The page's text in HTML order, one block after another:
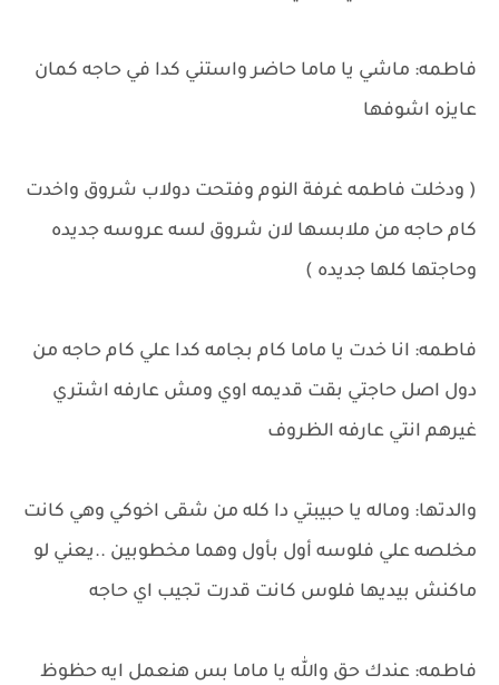
فاطمه: ماشي يا ماما حاضر واستني كدا في حاجه كمان
عايزه اشوفها
( ودخلت فاطمه غرفة النوم وفتحت دولاب شروق واخدت
كام حاجه من ملابسها لان شروق لسه عروسه جديده
وحاجتها كلها جديده )
فاطمه: انا خدت يا ماما كام بجامه كدا علي كام حاجه من
دول اصل حاجتي بقت قديمه اوي ومش عارفه اشتري
غيرهم انتي عارفه الظروف
والدتها: وماله يا حبيبتي دا كله من شقى اخوكي وهي كانت
مخلصه علي فلوسه أول بأول وهما مخطوبين ..يعني لو
ماكنش بيديها فلوس كانت قدرت تجيب اي حاجه
فاطمه: عندك حق والله يا ماما بس هنعمل ايه حظوظ